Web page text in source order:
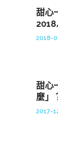
甜心
2018-
甜心
麼」
2017-